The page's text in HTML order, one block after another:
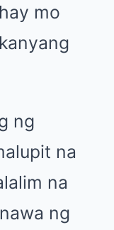
mo
ng
na
na
ng